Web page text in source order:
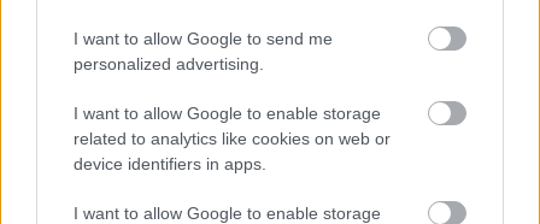
I want to allow Google to send me
personalized advertising.
I want to allow Google to enable storage
related to analytics like cookies on web or
device identifiers in apps.
I want to allow Google to enable storage
Meld deg på vårt nyhetsbrev
Meld deg på